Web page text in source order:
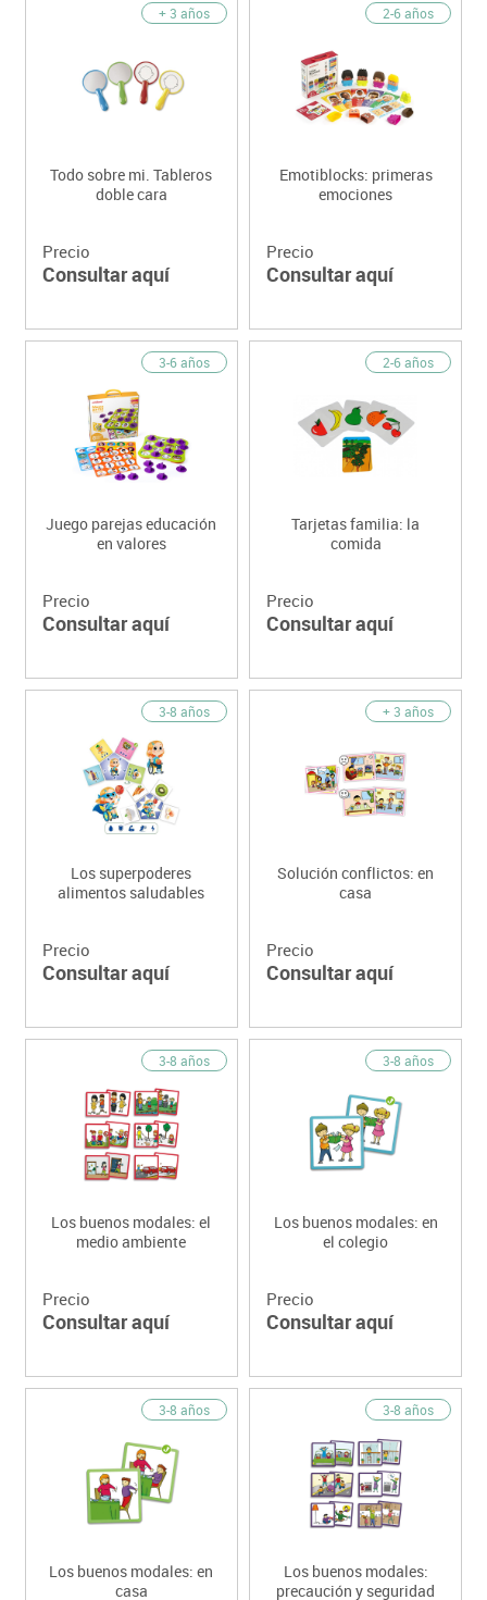
+ 3 años
Todo sobre mi. Tableros
doble cara
Precio
Consultar aquí
2-6 años
Emotiblocks: primeras
emociones
Precio
Consultar aquí
3-6 años
Juego parejas educación
en valores
Precio
Consultar aquí
2-6 años
Tarjetas familia: la
comida
Precio
Consultar aquí
3-8 años
Los superpoderes
alimentos saludables
Precio
Consultar aquí
+ 3 años
Solución conflictos: en
casa
Precio
Consultar aquí
3-8 años
Los buenos modales: el
medio ambiente
Precio
Consultar aquí
3-8 años
Los buenos modales: en
el colegio
Precio
Consultar aquí
3-8 años
Los buenos modales: en
casa
3-8 años
Los buenos modales:
precaución y seguridad